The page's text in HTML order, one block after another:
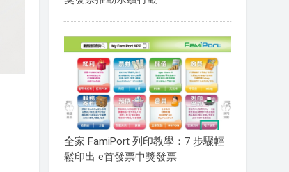
全家 FamiPort 列印教學：7 步驟輕
鬆印出 e首發票中獎發票